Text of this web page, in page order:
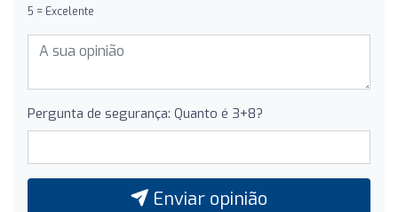
5 = Excelente
Pergunta de segurança: Quanto é 3+8?
Enviar opinião